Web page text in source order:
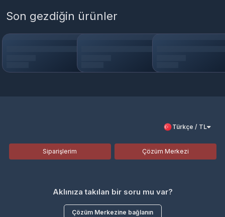
Son gezdiğin ürünler
Türkçe / TL
Siparişlerim Çözüm Merkezi
Aklınıza takılan bir soru mu var?
Çözüm Merkezine bağlanın